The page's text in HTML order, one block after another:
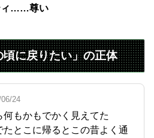
ィ……尊い
に戻りたい」の正体
24
もかもでかく見えてた
とこに帰るとこの昔よく通